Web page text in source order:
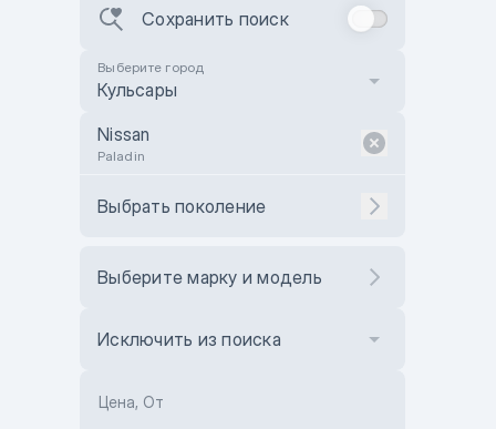
Сохранить поиск
Выберите город
Кульсары
Nissan
Paladin
Выбрать поколение
Выберите марку и модель
Исключить из поиска
Цена, От